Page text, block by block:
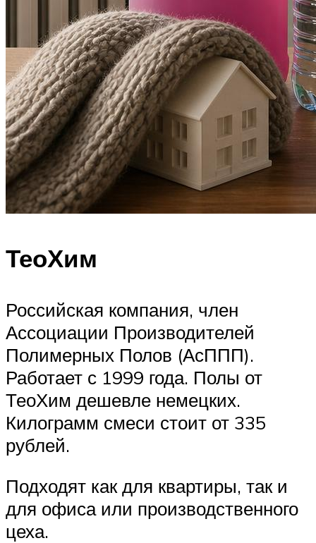
ТеоХим
Российская компания, член
Ассоциации Производителей
Полимерных Полов (АсППП).
Работает с 1999 года. Полы от
ТеоХим дешевле немецких.
Килограмм смеси стоит от 335
рублей.
Подходят как для квартиры, так и
для офиса или производственного
цеха.